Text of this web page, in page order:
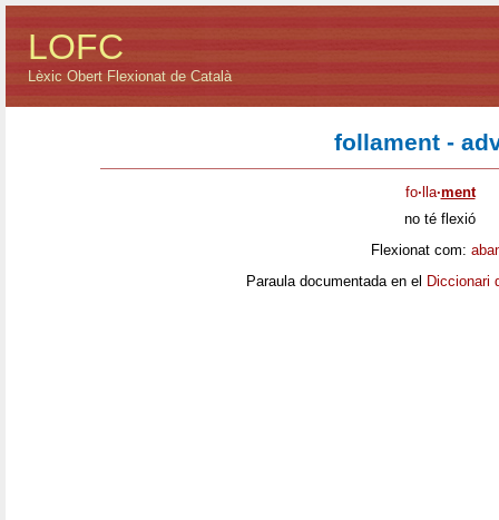
LOFC
Lèxic Obert Flexionat de Català
follament -
fo· lla·ment
no té flexió
Flexionat com:
Paraula documentada en el Diccionari